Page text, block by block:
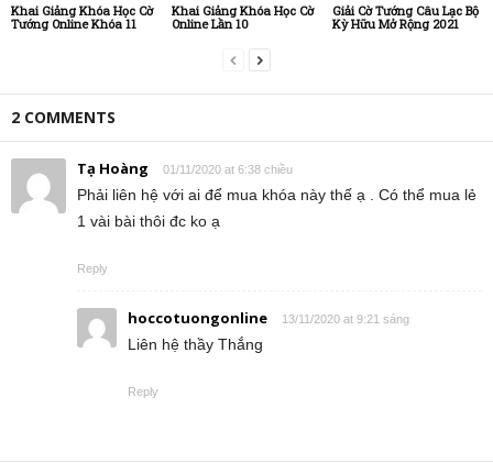
Khai Giảng Khóa Học Cờ
Tướng Online Khóa 11
Khai Giảng Khóa Học Cờ
Online Lần 10
Giải Cờ Tướng Câu Lạc Bộ
Kỳ Hữu Mở Rộng 2021
2 COMMENTS
Tạ Hoàng 01/11/2020 at 6:38 chiều
Phải liên hệ với ai để mua khóa này thế ạ . Có thể mua lẻ
1 vài bài thôi đc ko ạ
Reply
hoccotuongonline 13/11/2020 at 9:21 sáng
Liên hệ thầy Thắng
Reply